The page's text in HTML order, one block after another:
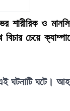
শারীরিক ও
চেয়ে
ঘটনাটি ঘটে।